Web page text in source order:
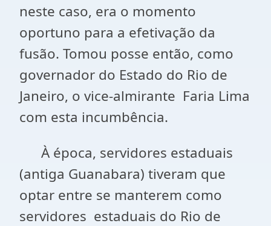
neste caso, era o momento
oportuno para a efetivação da
fusão. Tomou posse então, como
governador do Estado do Rio de
Janeiro, o vice-almirante Faria Lima
com esta incumbência.
À época, servidores estaduais
(antiga Guanabara) tiveram que
optar entre se manterem como
servidores estaduais do Rio de